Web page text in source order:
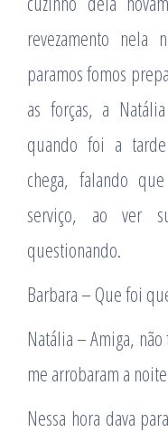
revezamento nela
paramos fomos
as forças, a
quando foi a tarde
chega, falando
serviço, ao ver
questionando.
Barbara – Que foi
Natália – Amiga,
me arrobaram a
Nessa hora dava